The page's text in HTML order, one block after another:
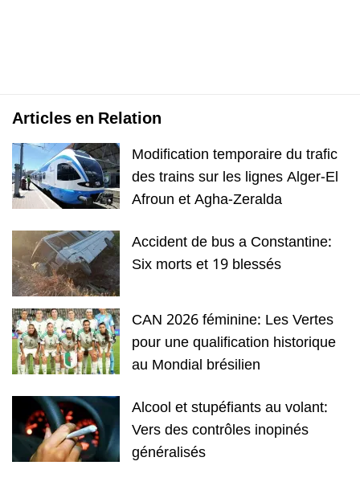
Articles en Relation
Modification temporaire du trafic
des trains sur les lignes Alger-El
Afroun et Agha-Zeralda
Accident de bus a Constantine:
Six morts et 19 blessés
CAN 2026 féminine: Les Vertes
pour une qualification historique
au Mondial brésilien
Alcool et stupéfiants au volant:
Vers des contrôles inopinés
généralisés